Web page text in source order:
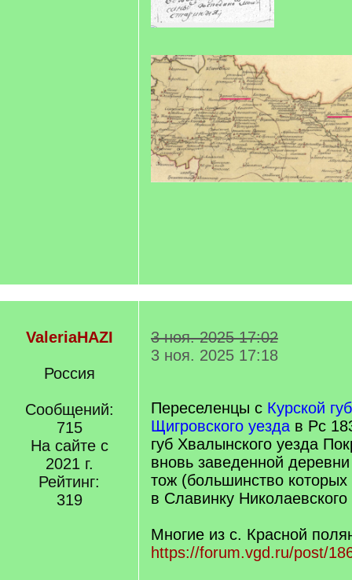
ValeriaHAZI
Россия
Сообщений:
715
На сайте с
2021 г.
Рейтинг:
319
3 ноя. 2025 17:02
3 ноя. 2025 17:18
Переселенцы с Курской
Щигровского уезда в Рс
губ Хвалынского уезда
вновь заведенной
тож (большинство
в Славинку Николаевского
Многие из с. Красной
https://forum.vgd.ru/post/